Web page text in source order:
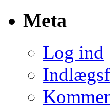
Meta
Log ind